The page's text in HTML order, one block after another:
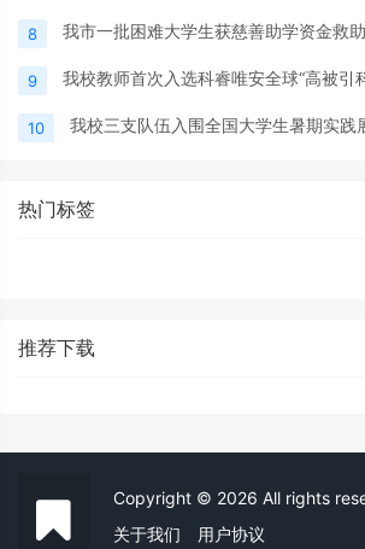
8 我市一批困难大学生获慈善助学资金救助
9 我校教师首次入选科睿唯安全球“高被引
10 我校三支队伍入围全国大学生暑期实践
热门标签
推荐下载
Copyright © 2026 All rights
关于我们
用户协议